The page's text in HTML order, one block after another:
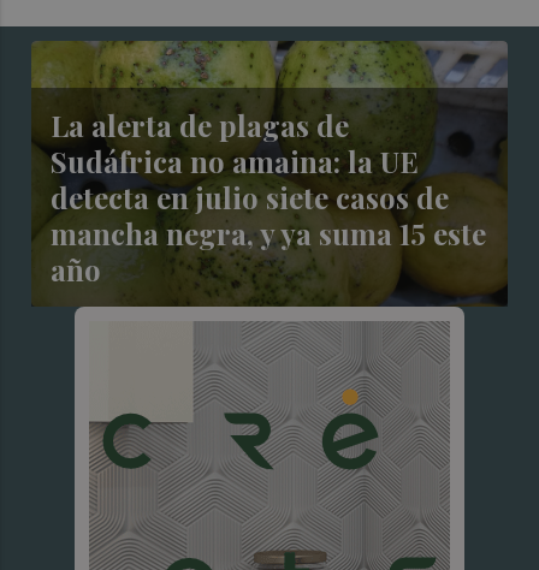
La alerta de plagas de
Sudáfrica no amaina: la UE
detecta en julio siete casos de
mancha negra, y ya suma 15 este
año